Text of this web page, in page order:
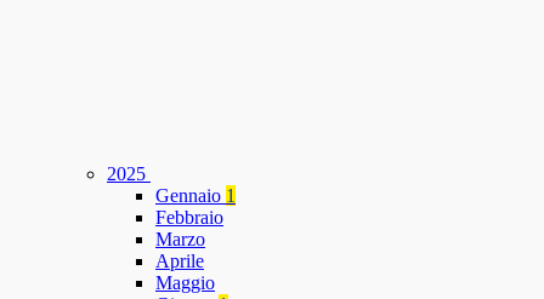
2025
Gennaio 1
Febbraio
Marzo
Aprile
Maggio